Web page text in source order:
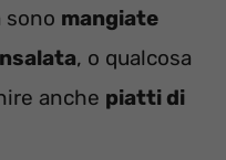
sono mangiate
, o qualcosa
anche piatti di